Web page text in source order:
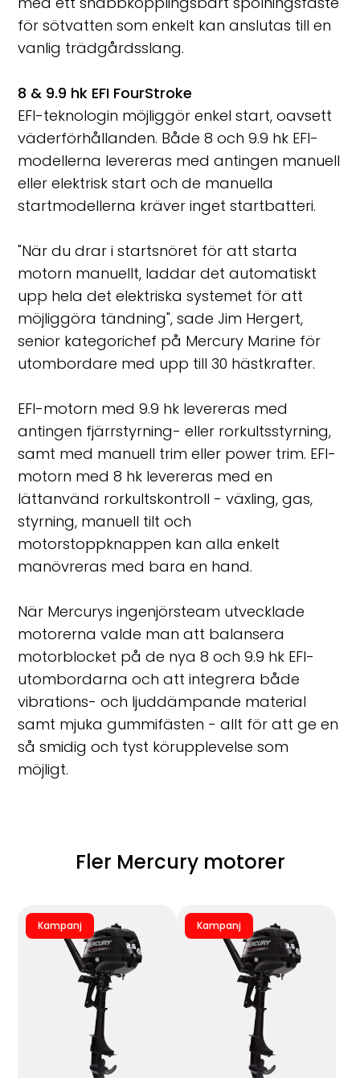
för sötvatten som enkelt kan anslutas till en
vanlig trädgårdsslang.
8 & 9.9 hk EFI FourStroke
EFI-teknologin möjliggör enkel start, oavsett
väderförhållanden. Både 8 och 9.9 hk EFI-
modellerna levereras med antingen manuell
eller elektrisk start och de manuella
startmodellerna kräver inget startbatteri.
"När du drar i startsnöret för att starta
motorn manuellt, laddar det automatiskt
upp hela det elektriska systemet för att
möjliggöra tändning", sade Jim Hergert,
senior kategorichef på Mercury Marine för
utombordare med upp till 30 hästkrafter.
EFI-motorn med 9.9 hk levereras med
antingen fjärrstyrning- eller rorkultsstyrning,
samt med manuell trim eller power trim. EFI-
motorn med 8 hk levereras med en
lättanvänd rorkultskontroll - växling, gas,
styrning, manuell tilt och
motorstoppknappen kan alla enkelt
manövreras med bara en hand.
När Mercurys ingenjörsteam utvecklade
motorerna valde man att balansera
motorblocket på de nya 8 och 9.9 hk EFI-
utombordarna och att integrera både
vibrations- och ljuddämpande material
samt mjuka gummifästen - allt för att ge en
så smidig och tyst körupplevelse som
möjligt.
Fler Mercury motorer
Kampanj Kampanj